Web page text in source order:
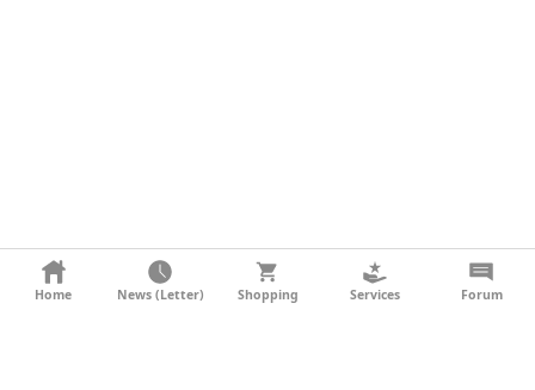
KONTAKT
Home News (Letter) Shopping Services Forum